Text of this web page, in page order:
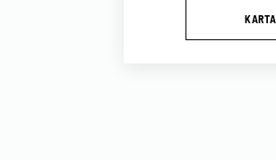
KARTA